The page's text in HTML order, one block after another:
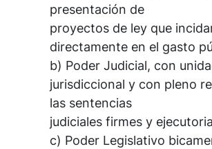
presentación de
proyectos de ley que
directamente en el gasto
b) Poder Judicial, con
jurisdiccional y con pleno
las sentencias
judiciales firmes y
c) Poder Legislativo